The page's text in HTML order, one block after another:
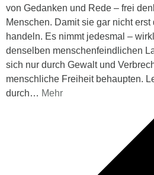
von Gedanken und Rede – frei
Menschen. Damit sie gar nicht erst
handeln. Es nimmt jedesmal –
denselben menschenfeindlichen
sich nur durch Gewalt und
menschliche Freiheit behaupten.
durch… Mehr